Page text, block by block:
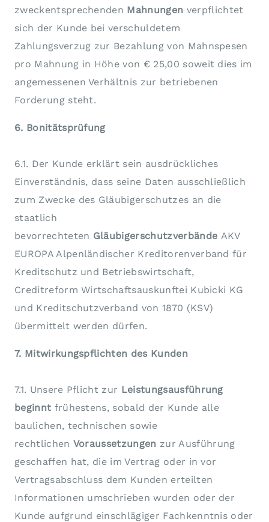
zweckentsprechenden Mahnungen verpflichtet
sich der Kunde bei verschuldetem
Zahlungsverzug zur Bezahlung von Mahnspesen
pro Mahnung in Höhe von € 25,00 soweit dies im
angemessenen Verhältnis zur betriebenen
Forderung steht.
6. Bonitätsprüfung
6.1. Der Kunde erklärt sein ausdrückliches
Einverständnis, dass seine Daten ausschließlich
zum Zwecke des Gläubigerschutzes an die
staatlich
bevorrechteten Gläubigerschutzverbände AKV
EUROPA Alpenländischer Kreditorenverband für
Kreditschutz und Betriebswirtschaft,
Creditreform Wirtschaftsauskunftei Kubicki KG
und Kreditschutzverband von 1870 (KSV)
übermittelt werden dürfen.
7. Mitwirkungspflichten des Kunden
7.1. Unsere Pflicht zur Leistungsausführung
beginnt frühestens, sobald der Kunde alle
baulichen, technischen sowie
rechtlichen Voraussetzungen zur Ausführung
geschaffen hat, die im Vertrag oder in vor
Vertragsabschluss dem Kunden erteilten
Informationen umschrieben wurden oder der
Kunde aufgrund einschlägiger Fachkenntnis oder